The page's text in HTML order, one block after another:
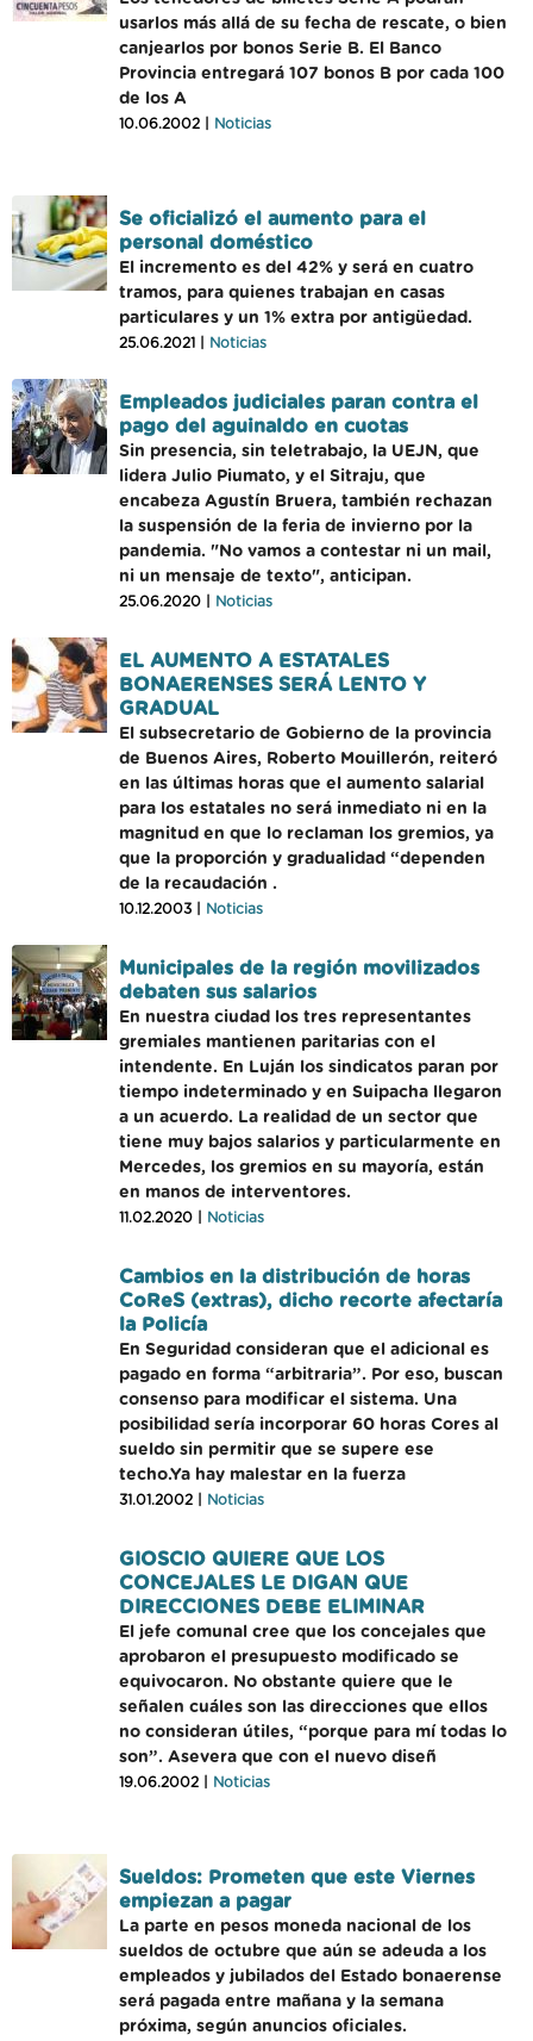
usarlos más allá de su fecha de rescate, o bien
canjearlos por bonos Serie B. El Banco
Provincia entregará 107 bonos B por cada 100
de los A
10.06.2002 | Noticias
Se oficializó el aumento para el
personal doméstico
El incremento es del 42% y será en cuatro
tramos, para quienes trabajan en casas
particulares y un 1% extra por antigüedad.
25.06.2021 | Noticias
Empleados judiciales paran contra el
pago del aguinaldo en cuotas
Sin presencia, sin teletrabajo, la UEJN, que
lidera Julio Piumato, y el Sitraju, que
encabeza Agustín Bruera, también rechazan
la suspensión de la feria de invierno por la
pandemia. "No vamos a contestar ni un mail,
ni un mensaje de texto", anticipan.
25.06.2020 | Noticias
EL AUMENTO A ESTATALES
BONAERENSES SERÁ LENTO Y
GRADUAL
El subsecretario de Gobierno de la provincia
de Buenos Aires, Roberto Mouillerón, reiteró
en las últimas horas que el aumento salarial
para los estatales no será inmediato ni en la
magnitud en que lo reclaman los gremios, ya
que la proporción y gradualidad “dependen
de la recaudación .
10.12.2003 | Noticias
Municipales de la región movilizados
debaten sus salarios
En nuestra ciudad los tres representantes
gremiales mantienen paritarias con el
intendente. En Luján los sindicatos paran por
tiempo indeterminado y en Suipacha llegaron
a un acuerdo. La realidad de un sector que
tiene muy bajos salarios y particularmente en
Mercedes, los gremios en su mayoría, están
en manos de interventores.
11.02.2020 | Noticias
Cambios en la distribución de horas
CoReS (extras), dicho recorte afectaría
la Policía
En Seguridad consideran que el adicional es
pagado en forma “arbitraria”. Por eso, buscan
consenso para modificar el sistema. Una
posibilidad sería incorporar 60 horas Cores al
sueldo sin permitir que se supere ese
techo.Ya hay malestar en la fuerza
31.01.2002 | Noticias
GIOSCIO QUIERE QUE LOS
CONCEJALES LE DIGAN QUE
DIRECCIONES DEBE ELIMINAR
El jefe comunal cree que los concejales que
aprobaron el presupuesto modificado se
equivocaron. No obstante quiere que le
señalen cuáles son las direcciones que ellos
no consideran útiles, “porque para mí todas lo
son”. Asevera que con el nuevo diseñ
19.06.2002 | Noticias
Sueldos: Prometen que este Viernes
empiezan a pagar
La parte en pesos moneda nacional de los
sueldos de octubre que aún se adeuda a los
empleados y jubilados del Estado bonaerense
será pagada entre mañana y la semana
próxima, según anuncios oficiales.